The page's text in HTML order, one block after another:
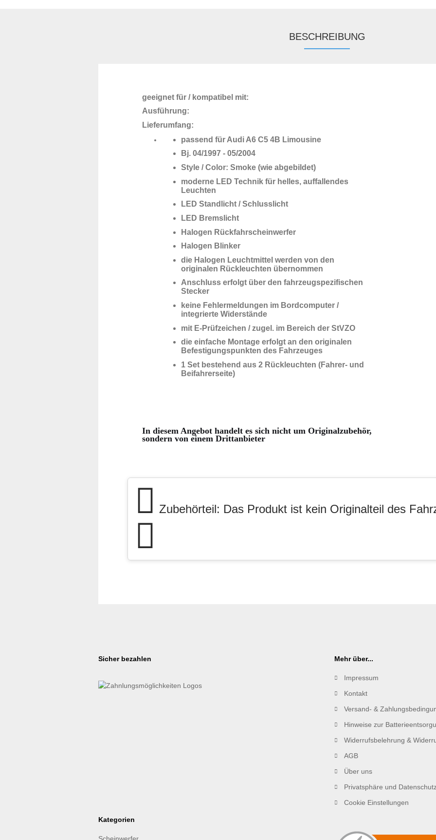
BESCHREIBUNG
geeignet für / kompatibel mit:
Ausführung:
Lieferumfang:
passend für Audi A6 C5 4B Limousine
Bj. 04/1997 - 05/2004
Style / Color: Smoke (wie abgebildet)
moderne LED Technik für helles, auffallendes
Leuchten
LED Standlicht / Schlusslicht
LED Bremslicht
Halogen Rückfahrscheinwerfer
Halogen Blinker
die Halogen Leuchtmittel werden von den
originalen Rückleuchten übernommen
Anschluss erfolgt über den fahrzeugspezifischen
Stecker
keine Fehlermeldungen im Bordcomputer /
integrierte Widerstände
mit E-Prüfzeichen / zugel. im Bereich der StVZO
die einfache Montage erfolgt an den originalen
Befestigungspunkten des Fahrzeuges
1 Set bestehend aus 2 Rückleuchten (Fahrer- und
Beifahrerseite)
In diesem Angebot handelt es sich nicht um Originalzubehör,
sondern von einem Drittanbieter
Zubehörteil: Das Produkt ist kein Originalteil des
Sicher bezahlen Mehr über...
Impressum
Kontakt
Versand- &
Hinweise zur
Widerrufsbelehrung &
AGB
Über uns
Privatsphäre und
Cookie Einstellungen
Kategorien